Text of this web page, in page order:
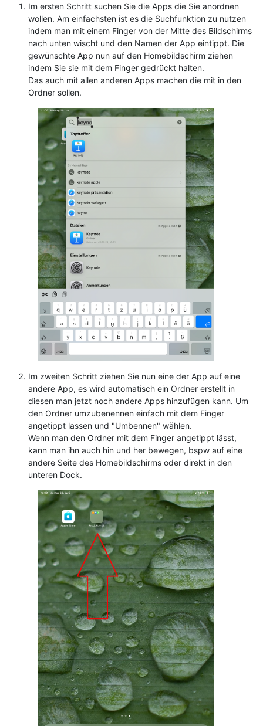
Im ersten Schritt suchen Sie die Apps die Sie anordnen
wollen. Am einfachsten ist es die Suchfunktion zu nutzen
indem man mit einem Finger von der Mitte des Bildschirms
nach unten wischt und den Namen der App eintippt. Die
gewünschte App nun auf den Homebildschirm ziehen
indem Sie sie mit dem Finger gedrückt halten.
Das auch mit allen anderen Apps machen die mit in den
Ordner sollen.
Im zweiten Schritt ziehen Sie nun eine der App auf eine
andere App, es wird automatisch ein Ordner erstellt in
diesen man jetzt noch andere Apps hinzufügen kann. Um
den Ordner umzubenennen einfach mit dem Finger
angetippt lassen und "Umbennen" wählen.
Wenn man den Ordner mit dem Finger angetippt lässt,
kann man ihn auch hin und her bewegen, bspw auf eine
andere Seite des Homebildschirms oder direkt in den
unteren Dock.